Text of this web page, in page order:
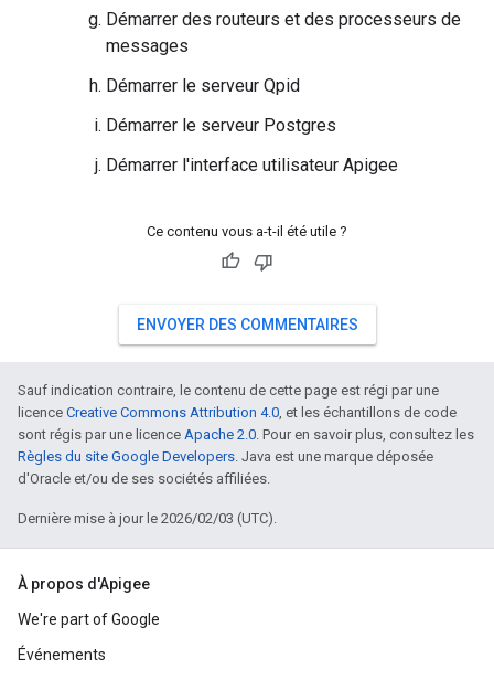
Démarrer des routeurs et des processeurs de
messages
Démarrer le serveur Qpid
Démarrer le serveur Postgres
Démarrer l'interface utilisateur Apigee
Ce contenu vous a-t-il été utile ?
ENVOYER DES COMMENTAIRES
Sauf indication contraire, le contenu de cette page est régi par une
licence Creative Commons Attribution 4.0, et les échantillons de code
sont régis par une licence Apache 2.0. Pour en savoir plus, consultez les
Règles du site Google Developers. Java est une marque déposée
d'Oracle et/ou de ses sociétés affiliées.
Dernière mise à jour le 2026/02/03 (UTC).
À propos d'Apigee
We're part of Google
Événements